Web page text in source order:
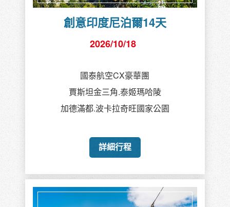
創意印度尼泊爾14天
2026/10/18
國泰航空CX豪華團
賈斯坦金三角.泰姬瑪哈陵
加德滿都.波卡拉奇旺國家公園
詳細行程